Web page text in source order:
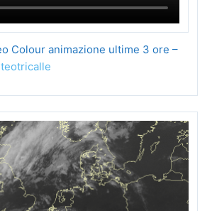
Colour animazione ultime 3 ore –